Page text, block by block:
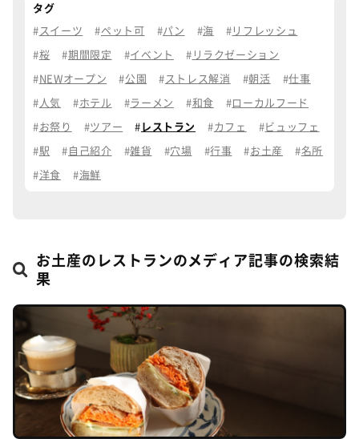
タグ
スイーツ ペット可 パン 海 リフレッシュ
桜 期間限定 イベント リラクゼーション
NEWオープン 公園 ストレス解消 朝活 仕事
人気 ホテル ラーメン 和食 ローカルフード
お祭り ツアー レストラン カフェ ビュッフェ
駅 自己紹介 雑貨 穴場 行事 お土産 名所
洋食 海鮮
お土産のレストランのメディア記事の検索結
果